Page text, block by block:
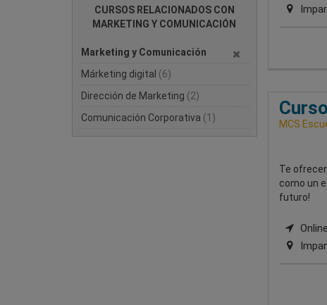
CURSOS RELACIONADOS CON
MARKETING Y COMUNICACIÓN
Marketing y Comunicación
Márketing digital (6)
Dirección de Marketing (2)
Comunicación Corporativa (1)
MCS
Te
como un
futuro!